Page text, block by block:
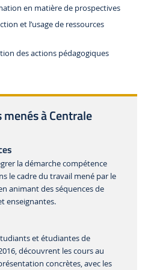
en matière de prospectives
et l’usage de ressources
des actions pédagogiques
à Centrale
la démarche compétence
le cadre du travail mené par le
animant des séquences de
enseignantes.
et étudiantes de
découvrent les cours au
concrètes, avec les